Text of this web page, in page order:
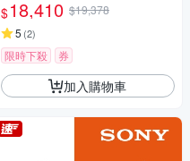
$18,410 $19,378
5 (2)
限時下殺 券
加入購物車